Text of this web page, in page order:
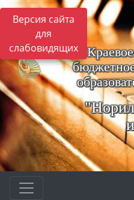
Версия сайта
для
слабовидящих